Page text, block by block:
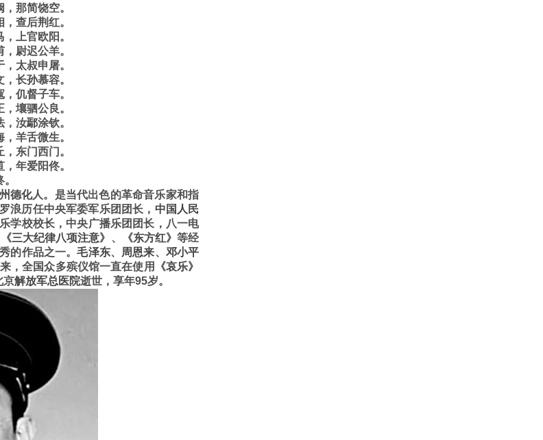
那简饶空。
查后荆红。
上官欧阳。
尉迟公羊。
太叔申屠。
长孙慕容。
仉督子车。
壤驷公良。
汝鄢涂钦。
羊舌微生。
东门西门。
年爱阳佟。
德化人。是当代出色的革命音乐家和指
浪历任中央军委军乐团团长， 中国人民
学校校长，中央广播乐团团长，八一电
三大纪律八项注意》、《东方红》等经
的作品之一。毛泽东、 周恩来、 邓小平
，全国众多殡仪馆一直在使用《哀乐》
京解放军总医院逝世，享年95岁。